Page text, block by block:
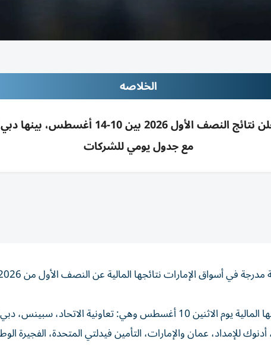
الخلاصه
46 شركة مدرجة بالإمارات تعلن نتائج النصف
مع جدول يومي للشركات
ومن المقرر أن تعلن 11 شركة نتائجها المالية يوم الاثنين 10 أغسطس وهي: تعاونية